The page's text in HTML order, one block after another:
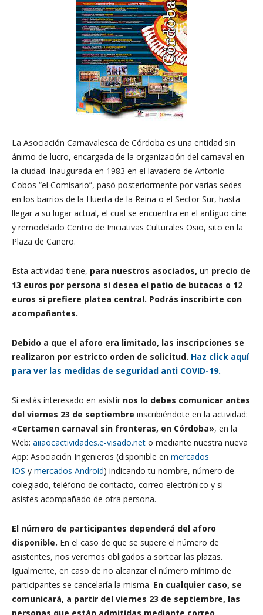
La Asociación Carnavalesca de Córdoba es una entidad sin
ánimo de lucro, encargada de la organización del carnaval en
la ciudad. Inaugurada en 1983 en el lavadero de Antonio
Cobos “el Comisario”, pasó posteriormente por varias sedes
en los barrios de la Huerta de la Reina o el Sector Sur, hasta
llegar a su lugar actual, el cual se encuentra en el antiguo cine
y remodelado Centro de Iniciativas Culturales Osio, sito en la
Plaza de Cañero.
Esta actividad tiene, para nuestros asociados, un precio de
13 euros por persona si desea el patio de butacas o 12
euros si prefiere platea central. Podrás inscribirte con
acompañantes.
Debido a que el aforo era limitado, las inscripciones se
realizaron por estricto orden de solicitud. Haz click aquí
para ver las medidas de seguridad anti COVID-19.
Si estás interesado en asistir nos lo debes comunicar antes
del viernes 23 de septiembre inscribiéndote en la actividad:
«Certamen carnaval sin fronteras, en Córdoba», en la
Web: aiiaocactividades.e-visado.net o mediante nuestra nueva
App: Asociación Ingenieros (disponible en mercados
IOS y mercados Android) indicando tu nombre, número de
colegiado, teléfono de contacto, correo electrónico y si
asistes acompañado de otra persona.
El número de participantes dependerá del aforo
disponible. En el caso de que se supere el número de
asistentes, nos veremos obligados a sortear las plazas.
Igualmente, en caso de no alcanzar el número mínimo de
participantes se cancelaría la misma. En cualquier caso, se
comunicará, a partir del viernes 23 de septiembre, las